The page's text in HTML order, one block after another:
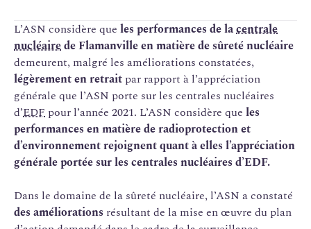
L’ASN considère que les performances de lacentrale
nucléairede Flamanville en matière de sûreté nucléaire
demeurent, malgré les améliorations constatées,
légèrement en retrait par rapport à l’appréciation
générale que l’ASN porte sur les centrales nucléaires
d’EDF pour l’année 2021. L’ASN considère que les
performances en matière de radioprotection et
d’environnement rejoignent quant à elles l’appréciation
générale portée sur les centrales nucléaires d’EDF.
Dans le domaine de la sûreté nucléaire, l’ASN a constaté
des améliorations résultant de la mise en œuvre du plan